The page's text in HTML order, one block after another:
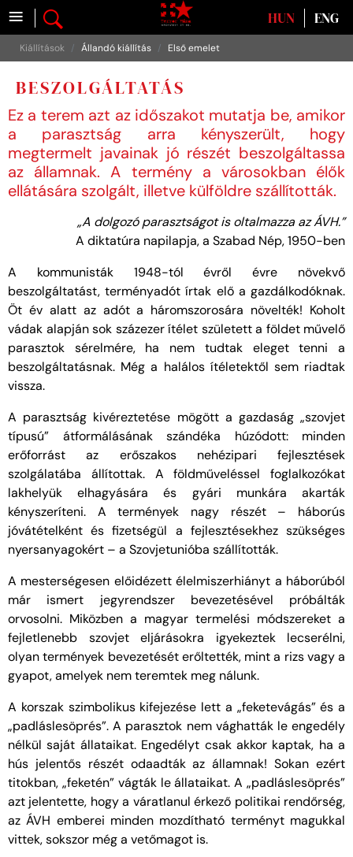
≡ Válasszon nyelvet
HUN ENG
Kiállítások Állandó kiállítás Első emelet
BESZOLGÁLTATÁS
Ez a terem azt az időszakot mutatja be, amikor
a parasztság arra kényszerült, hogy
megtermelt javainak jó részét beszolgáltassa
az államnak. A termény a városokban élők
ellátására szolgált, illetve külföldre szállították.
„A dolgozó parasztságot is oltalmazza az ÁVH.”
A diktatúra napilapja, a Szabad Nép, 1950-ben
A kommunisták 1948-tól évről évre növekvő
beszolgáltatást, terményadót írtak elő a gazdálkodóknak.
Öt év alatt az adót a háromszorosára növelték! Koholt
vádak alapján sok százezer ítélet született a földet művelő
parasztok sérelmére, ha nem tudtak eleget tenni a
beszolgáltatásnak. Még a halálos ítéletektől sem riadtak
vissza.
A parasztság kivéreztetése mögött a gazdaság „szovjet
típusú” átformálásának szándéka húzódott: minden
erőforrást az erőszakos nehézipari fejlesztések
szolgálatába állítottak. A földműveléssel foglalkozókat
lakhelyük elhagyására és gyári munkára akarták
kényszeríteni. A termények nagy részét – háborús
jóvátételként és fizetségül a fejlesztésekhez szükséges
nyersanyagokért – a Szovjetunióba szállították.
A mesterségesen előidézett élelmiszerhiányt a háborúból
már ismert jegyrendszer bevezetésével próbálták
orvosolni. Miközben a magyar termelési módszereket a
fejletlenebb szovjet eljárásokra igyekeztek lecserélni,
olyan termények bevezetését erőltették, mint a rizs vagy a
gyapot, amelyek nem teremtek meg nálunk.
A korszak szimbolikus kifejezése lett a „feketevágás” és a
„padláslesöprés”. A parasztok nem vághatták le engedély
nélkül saját állataikat. Engedélyt csak akkor kaptak, ha a
hús jelentős részét odaadták az államnak! Sokan ezért
titokban, „feketén” vágták le állataikat. A „padláslesöprés”
azt jelentette, hogy a váratlanul érkező politikai rendőrség,
az ÁVH emberei minden mozdítható terményt magukkal
vittek, sokszor még a vetőmagot is.